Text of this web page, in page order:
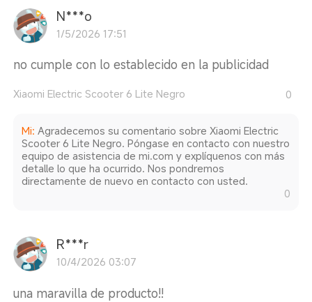
N***o
1/5/2026 17:51
no cumple con lo establecido en la publicidad
Xiaomi Electric Scooter 6 Lite Negro 0
Mi: Agradecemos su comentario sobre Xiaomi Electric
Scooter 6 Lite Negro. Póngase en contacto con nuestro
equipo de asistencia de mi.com y explíquenos con más
detalle lo que ha ocurrido. Nos pondremos
directamente de nuevo en contacto con usted.
0
R***r
10/4/2026 03:07
una maravilla de producto!!